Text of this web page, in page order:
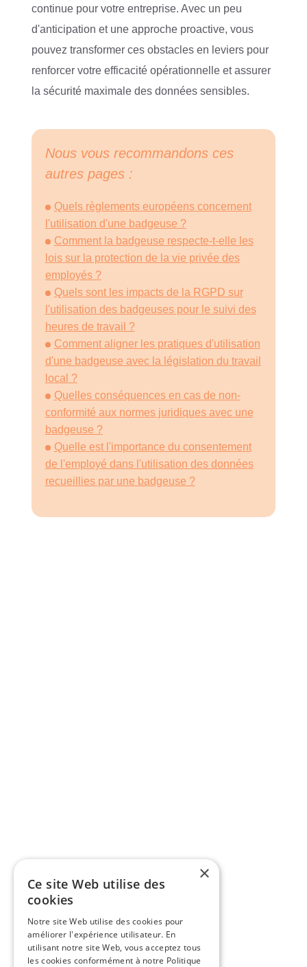
continue pour votre entreprise. Avec un peu
d'anticipation et une approche proactive, vous
pouvez transformer ces obstacles en leviers pour
renforcer votre efficacité opérationnelle et assurer
la sécurité maximale des données sensibles.
Nous vous recommandons ces
autres pages :
Quels règlements européens concernent
l'utilisation d'une badgeuse ?
Comment la badgeuse respecte-t-elle les
lois sur la protection de la vie privée des
employés ?
Quels sont les impacts de la RGPD sur
l'utilisation des badgeuses pour le suivi des
heures de travail ?
Comment aligner les pratiques d'utilisation
d'une badgeuse avec la législation du travail
local ?
Quelles conséquences en cas de non-
conformité aux normes juridiques avec une
badgeuse ?
Quelle est l'importance du consentement
de l'employé dans l'utilisation des données
recueillies par une badgeuse ?
×
Ce site Web utilise des
cookies
Notre site Web utilise des cookies pour
améliorer l'expérience utilisateur. En
utilisant notre site Web, vous acceptez tous
les cookies conformément à notre Politique